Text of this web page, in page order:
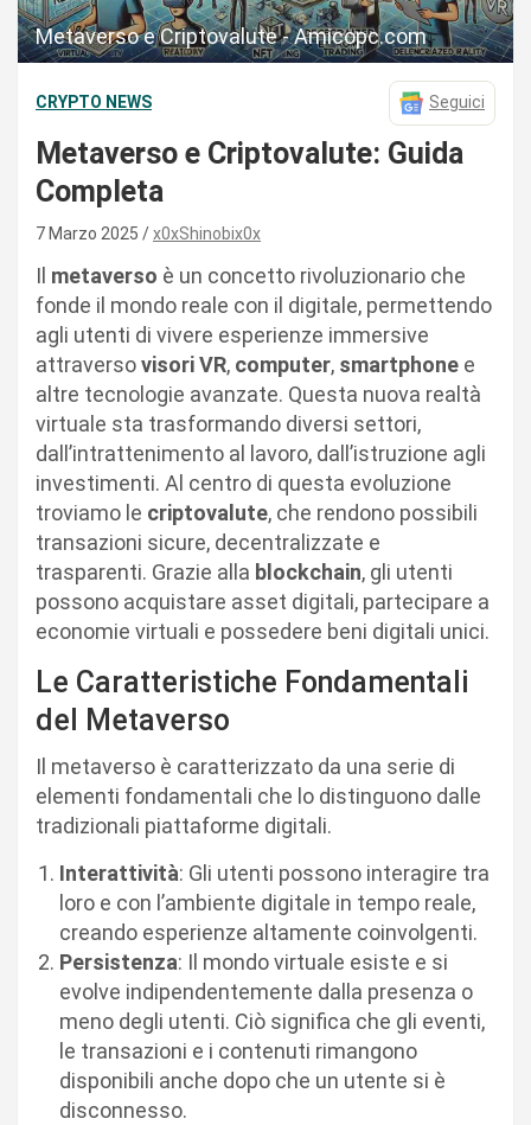
Metaverso e Criptovalute - Amicopc.com
CRYPTO NEWS Seguici
Metaverso e Criptovalute: Guida
Completa
7 Marzo 2025 x0xShinobix0x
Il metaverso è un concetto rivoluzionario che
fonde il mondo reale con il digitale, permettendo
agli utenti di vivere esperienze immersive
attraversovisori VR, computer, smartphone e
altre tecnologie avanzate. Questa nuova realtà
virtuale sta trasformando diversi settori,
dall’intrattenimento al lavoro, dall’istruzione agli
investimenti. Al centro di questa evoluzione
troviamo le criptovalute, che rendono possibili
transazioni sicure, decentralizzate e
trasparenti. Grazie alla blockchain, gli utenti
possono acquistare asset digitali, partecipare a
economie virtuali e possedere beni digitali unici.
Le Caratteristiche Fondamentali
del Metaverso
Il metaverso è caratterizzato da una serie di
elementi fondamentali che lo distinguono dalle
tradizionali piattaforme digitali.
Interattività: Gli utenti possono interagire tra
loro e con l’ambiente digitale in tempo reale,
creando esperienze altamente coinvolgenti.
Persistenza: Il mondo virtuale esiste e si
evolve indipendentemente dalla presenza o
meno degli utenti. Ciò significa che gli eventi,
le transazioni e i contenuti rimangono
disponibili anche dopo che un utente si è
disconnesso.